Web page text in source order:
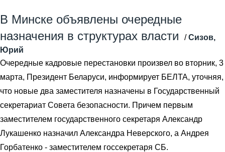
В Минске объявлены очередные
назначения в структурах власти
/Сизов,
Юрий
Очередные кадровые перестановки произвел во вторник, 3
марта, Президент Беларуси, информирует БЕЛТА, уточняя,
что новые два заместителя назначены в Государственный
секретариат Совета безопасности. Причем первым
заместителем государственного секретаря Александр
Лукашенко назначил Александра Неверского, а Андрея
Горбатенко - заместителем госсекретаря СБ.